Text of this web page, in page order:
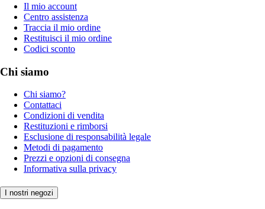
Il mio account
Centro assistenza
Traccia il mio ordine
Restituisci il mio ordine
Codici sconto
Chi siamo
Chi siamo?
Contattaci
Condizioni di vendita
Restituzioni e rimborsi
Esclusione di responsabilità legale
Metodi di pagamento
Prezzi e opzioni di consegna
Informativa sulla privacy
I nostri negozi